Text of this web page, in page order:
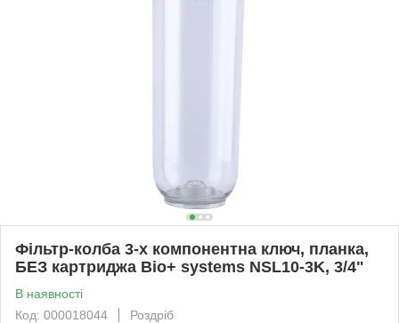
Фільтр-колба 3-х компонентна ключ, планка,
БЕЗ картриджа Bio+ systems NSL10-3K, 3/4"
В наявності
Код: 000018044
Роздріб